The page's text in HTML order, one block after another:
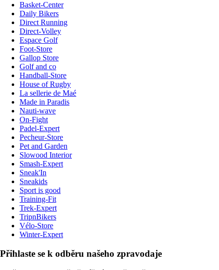
Basket-Center
Daily Bikers
Direct Running
Direct-Volley
Espace Golf
Foot-Store
Gallop Store
Golf and co
Handball-Store
House of Rugby
La sellerie de Maé
Made in Paradis
Nauti-wave
On-Fight
Padel-Expert
Pecheur-Store
Pet and Garden
Slowood Interior
Smash-Expert
Sneak'In
Sneakids
Sport is good
Training-Fit
Trek-Expert
TripnBikers
Vélo-Store
Winter-Expert
Přihlaste se k odběru našeho zpravodaje